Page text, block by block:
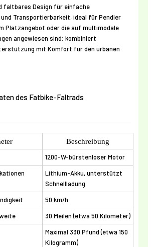
faltbares Design für einfache
Transportierbarkeit, ideal für Pendler
Platzangebot oder die auf multimodale
angewiesen sind; kombiniert
mit Komfort für den urbanen
des Fatbike-Faltrads
Beschreibung
1200-W-bürstenloser Motor
Lithium-Akku, unterstützt
Schnellladung
50 km/h
30 Meilen (etwa 50 Kilometer)
Maximal 330 Pfund (etwa 150
Kilogramm)